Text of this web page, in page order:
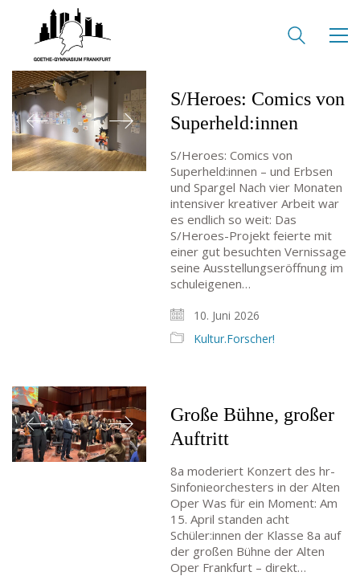
S/Heroes: Comics von
Superheld:innen
S/Heroes: Comics von
Superheld:innen – und Erbsen
und Spargel Nach vier Monaten
intensiver kreativer Arbeit war
es endlich so weit: Das
S/Heroes-Projekt feierte mit
einer gut besuchten Vernissage
seine Ausstellungseröffnung im
schuleigenen…
10. Juni 2026
Kultur.Forscher!
Große Bühne, großer
Auftritt
8a moderiert Konzert des hr-
Sinfonieorchesters in der Alten
Oper Was für ein Moment: Am
15. April standen acht
Schüler:innen der Klasse 8a auf
der großen Bühne der Alten
Oper Frankfurt – direkt…